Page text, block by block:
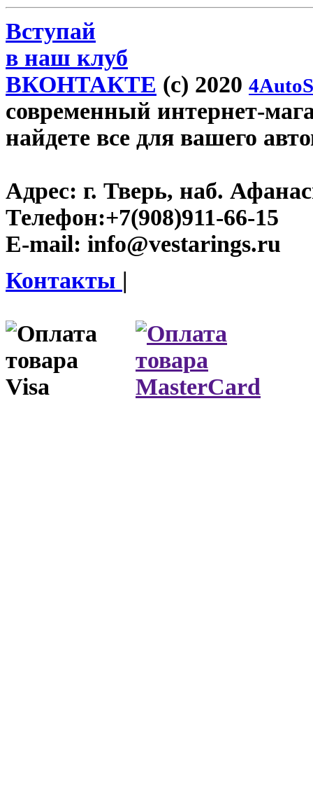
Вступай
в наш клуб
ВКОНТАКТЕ (c) 2020
современный интернет-
найдете все для вашего
Адрес: г. Тверь, наб.
Телефон:+7(908)911-66-15
E-mail: info@vestarings.ru
Контакты |